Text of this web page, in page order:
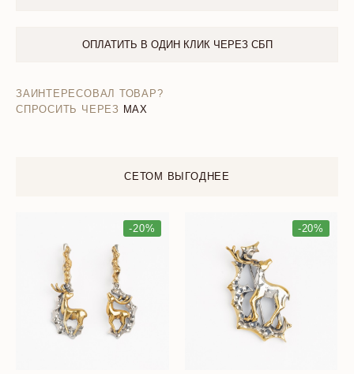
ОПЛАТИТЬ В ОДИН КЛИК ЧЕРЕЗ СБП
ЗАИНТЕРЕСОВАЛ ТОВАР?
СПРОСИТЬ ЧЕРЕЗ MAX
СЕТОМ ВЫГОДНЕЕ
-20% -20%